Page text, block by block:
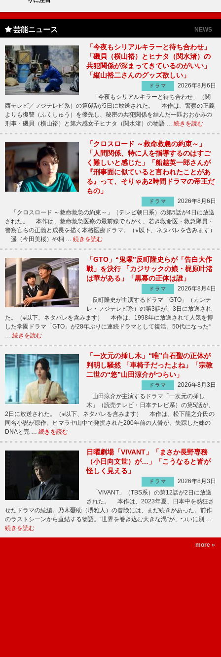
芸能ニュース NEWS
「今夜もシリアルキラーと待ち合わせ」
「磯貝（横山裕）とヒナタ（関水渚）の
共犯関係が深まってきているのがいい」
「縦山裕二さんのグッズ欲しい」
ドラマ
2026年8月6日
「今夜もシリアルキラーと待ち合わせ」（関
西テレビ／フジテレビ系）の第6話が5日に放送された。 本作は、警察の正義
よりも復讐（ふくしゅう）を優先し、秘密の共犯関係を結んだ一匹おおかみの
刑事・磯貝（横山裕）と第六感女子ヒナタ（関水渚）の物語 … 続きを読む
「クロスロード ～救命救急の約束～」
「人間関係、特に人を指導するのはすご
く難しいと感じた」「船越英一郎さんが
『刑事面に似ていると言われたことがあ
る』って、そりゃあ2時間ドラマの帝王だ
もの」
ドラマ
2026年8月6日
「クロスロード ～救命救急の約束～」（テレビ朝日系）の第5話が4日に放送
された。 本作は、救命救急医療の最前線でもがく、若き救命医・救急隊員・
警察官らの正義と成長を描く本格医療ドラマ。（※以下、ネタバレを含みます）
遥（今田美桜）や桐 … 続きを読む
「GTO」“鬼塚”反町隆史らが「告白大作
戦」を決行 「カジサックの娘・梶原叶渚
は華がある」「黒幕の正体は誰」
ドラマ
2026年8月4日
反町隆史が主演するドラマ「GTO」（カンテ
レ・フジテレビ系）の第3話が、3日に放送され
た。（※以下、ネタバレを含みます） 本作は、1998年に放送されて人気を博
した学園ドラマ「GTO」が28年ぶりに連続ドラマとして復活。50代になった“
… 続きを読む
「一次元の挿し木」“唯”白石聖の正体が
判明し騒然 「車椅子だったよね」「宗教
二世の“悠”山田涼介がつらい」
ドラマ
2026年8月3日
山田涼介が主演するドラマ「一次元の挿し
木」（読売テレビ・日本テレビ系）の第5話が、
2日に放送された。（※以下、ネタバレを含みます） 本作は、松下龍之介氏の
同名小説が原作。ヒマラヤ山中で発掘された200年前の人骨が、失踪した妹の
DNAと完 … 続きを読む
日曜劇場「VIVANT」「まさか長野専務
（小日向文世）が…」「こうなると皆が
怪しく見える」
ドラマ
2026年8月3日
「VIVANT」（TBS系）の第12話が2日に放送
された。 本作は、2023年夏、日本中を熱狂さ
せたドラマの続編。乃木憂助（堺雅人）の冒険には、まだ続きがあった。前作
のラストシーンから直結する物語。“世界を巻き込む大きな渦”が、ついに別 …
続きを読む
more »